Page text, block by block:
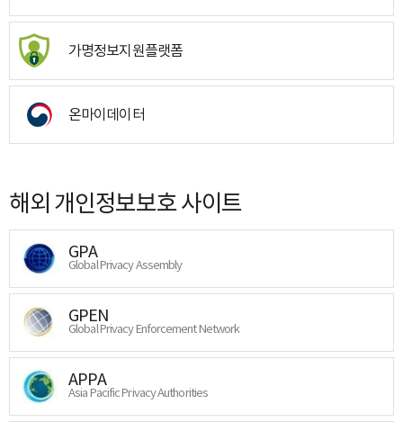
가명정보지원플랫폼
온마이데이터
해외 개인정보보호 사이트
GPA
Global Privacy Assembly
GPEN
Global Privacy Enforcement Network
APPA
Asia Pacific Privacy Authorities